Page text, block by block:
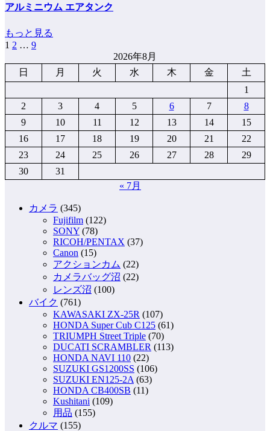
アルミニウム エアタンク
もっと見る
投
稿
の
ジ
送
り
1 2 … 9
2026年8月
日
月 火 水 木 金
土
1
2
3 4 5 6 7
8
9
10 11 12 13 14
15
16
17 18 19 20 21
22
23
24 25 26 27 28
29
30
31
« 7月
カメラ (345)
Fujifilm (122)
SONY (78)
RICOH/PENTAX (37)
Canon (15)
アクションカム (22)
カメラバッグ沼 (22)
レンズ沼 (100)
バイク (761)
KAWASAKI ZX-25R (107)
HONDA Super Cub C125 (61)
TRIUMPH Street Triple (70)
DUCATI SCRAMBLER (113)
HONDA NAVI 110 (22)
SUZUKI GS1200SS (106)
SUZUKI EN125-2A (63)
HONDA CB400SB (11)
Kushitani (109)
用品 (155)
クルマ (155)